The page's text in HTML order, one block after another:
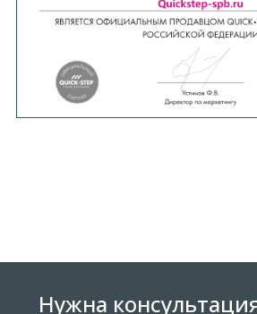
Нужна